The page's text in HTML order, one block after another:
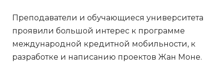
Преподаватели и обучающиеся университета
проявили большой интерес к программе
международной кредитной мобильности, к
разработке и написанию проектов Жан Моне.